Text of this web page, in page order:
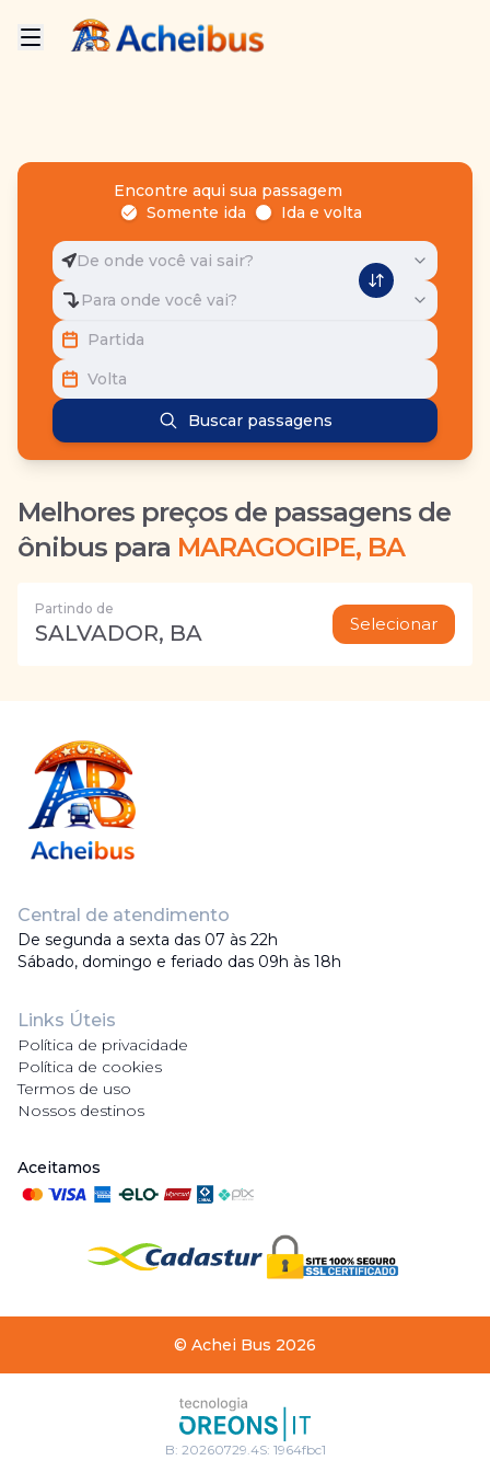
Encontre aqui sua passagem
Somente ida
Ida e volta
De onde você vai sair?
Para onde você vai?
Partida
Volta
Buscar passagens
Melhores preços de passagens de
ônibus para MARAGOGIPE, BA
Partindo de
SALVADOR, BA Selecionar
Central de atendimento
De segunda a sexta das 07 às 22h
Sábado, domingo e feriado das 09h às 18h
Links Úteis
Política de privacidade
Política de cookies
Termos de uso
Nossos destinos
Aceitamos
© Achei Bus 2026
B: 20260729.4S: 1964fbc1